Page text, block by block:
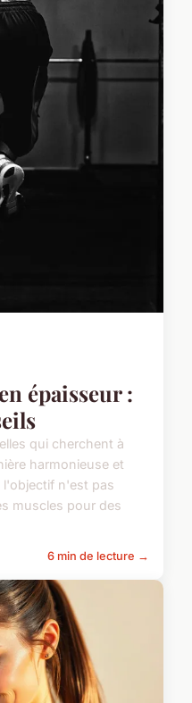
épaisseur :
qui cherchent à
harmonieuse et
l'objectif n'est pas
muscles pour des
6 min de lecture →